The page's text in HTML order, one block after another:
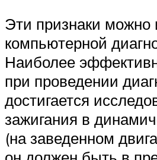
Эти признаки можно
компьютерной
Наиболее
при проведении
достигается
зажигания в
(на заведенном